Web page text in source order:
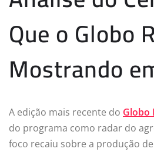
Que o Globo
Mostrando
A edição mais recente do Globo
do programa como radar do
foco recaiu sobre a produção